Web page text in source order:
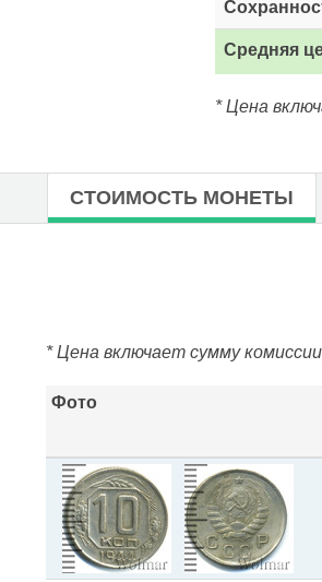
Средняя
* Цена
СТОИМОСТЬ МОНЕТЫ
* Цена включает сумму
Фото